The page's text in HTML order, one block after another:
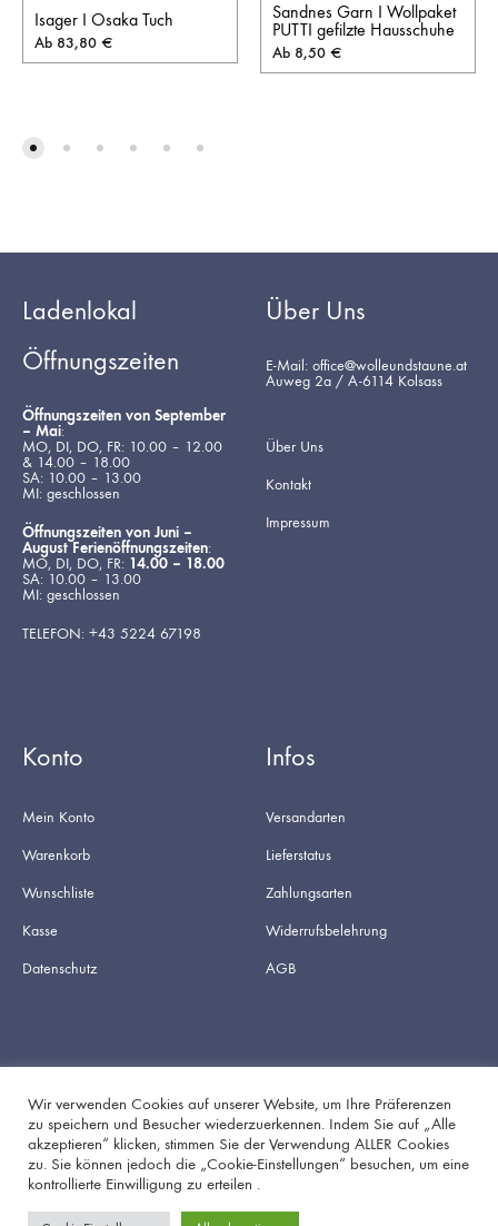
Isager I Osaka Tuch
Ab 83,80 €
Sandnes Garn I Wollpaket
PUTTI gefilzte Hausschuhe
Ab 8,50 €
Ladenlokal
Öffnungszeiten
Öffnungszeiten von September
– Mai:
MO, DI, DO, FR: 10.00 – 12.00
& 14.00 – 18.00
SA: 10.00 – 13.00
MI: geschlossen
Öffnungszeiten von Juni –
August Ferienöffnungszeiten:
MO, DI, DO, FR: 14.00 – 18.00
SA: 10.00 – 13.00
MI: geschlossen
TELEFON: +43 5224 67198
Über Uns
E-Mail: office@wolleundstaune.at
Auweg 2a / A-6114 Kolsass
Über Uns
Kontakt
Impressum
Konto
Mein Konto
Warenkorb
Wunschliste
Kasse
Datenschutz
Infos
Versandarten
Lieferstatus
Zahlungsarten
Widerrufsbelehrung
AGB
FacebookInstagram
Wir verwenden Cookies auf unserer Website, um Ihre Präferenzen
zu speichern und Besucher wiederzuerkennen. Indem Sie auf „Alle
akzeptieren“ klicken, stimmen Sie der Verwendung ALLER Cookies
zu. Sie können jedoch die „Cookie-Einstellungen“ besuchen, um eine
kontrollierte Einwilligung zu erteilen .